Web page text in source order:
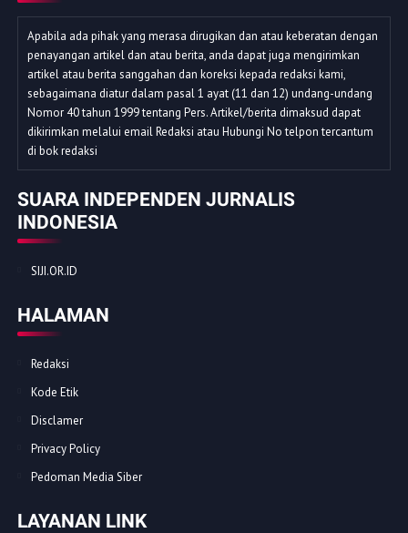
Apabila ada pihak yang merasa dirugikan dan atau keberatan dengan
penayangan artikel dan atau berita, anda dapat juga mengirimkan
artikel atau berita sanggahan dan koreksi kepada redaksi kami,
sebagaimana diatur dalam pasal 1 ayat (11 dan 12) undang-undang
Nomor 40 tahun 1999 tentang Pers. Artikel/berita dimaksud dapat
dikirimkan melalui email Redaksi atau Hubungi No telpon tercantum
di bok redaksi
SUARA INDEPENDEN JURNALIS
INDONESIA
SIJI.OR.ID
HALAMAN
Redaksi
Kode Etik
Disclamer
Privacy Policy
Pedoman Media Siber
LAYANAN LINK